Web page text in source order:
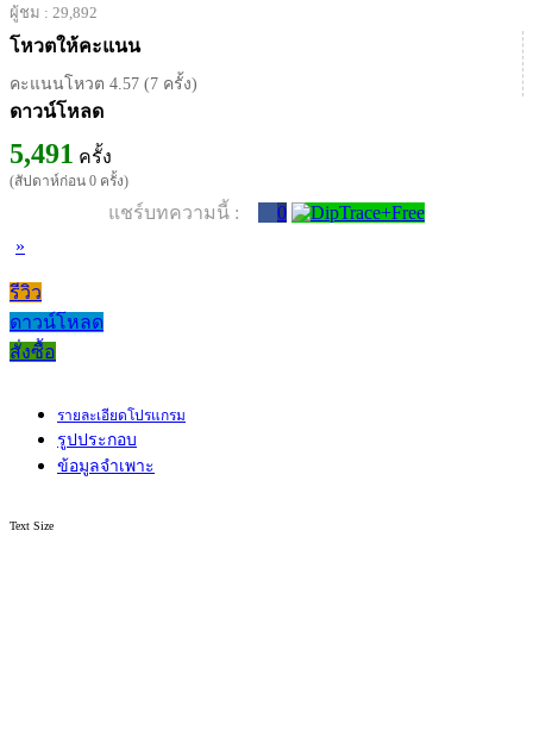
ผู้ชม : 29,892
โหวตให้คะแนน
คะแนนโหวต 4.57 (7 ครั้ง)
ดาวน์โหลด
5,491 ครั้ง
(สัปดาห์ก่อน 0 ครั้ง)
แชร์บทความนี้ :
0
»
รีวิว
ดาวน์โหลด
สั่งซื้อ
รายละเอียดโปรแกรม
รูปประกอบ
ข้อมูลจำเพาะ
Text Size